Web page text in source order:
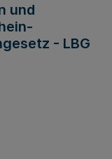
und
- LBG